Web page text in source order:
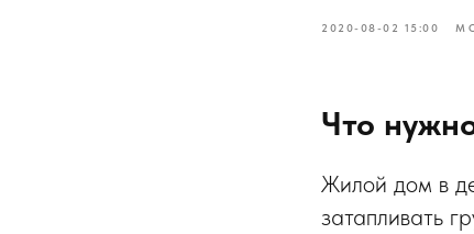
2020-08-02 15:00
Что
Жилой дом в
затапливать